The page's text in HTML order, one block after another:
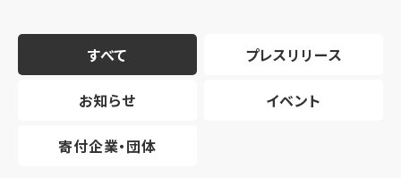
すべて プレスリリース
お知らせ イベント
寄付企業・団体